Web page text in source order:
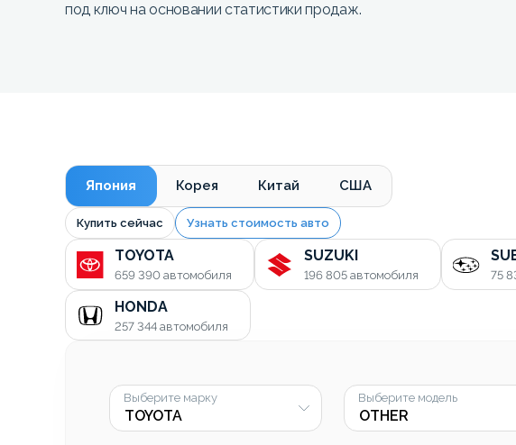
под ключ на основании статистики продаж.
Япония Корея Китай США
Купить сейчас Узнать стоимость авто
TOYOTA
659 390 автомобиля
SUZUKI
196 805 автомобиля 75
HONDA
257 344 автомобиля
Выберите марку Выберите модель